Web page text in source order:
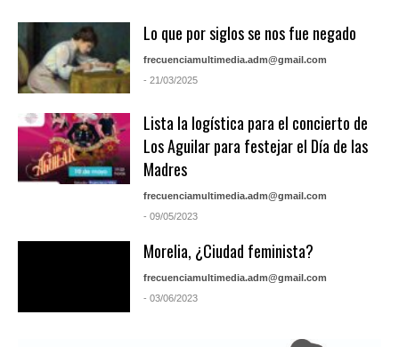
Lo que por siglos se nos fue negado
frecuenciamultimedia.adm@gmail.com
- 21/03/2025
Lista la logística para el concierto de
Los Aguilar para festejar el Día de las
Madres
frecuenciamultimedia.adm@gmail.com
- 09/05/2023
Morelia, ¿Ciudad feminista?
frecuenciamultimedia.adm@gmail.com
- 03/06/2023